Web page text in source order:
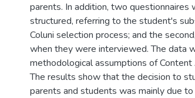
parents. In addition, two questionnaires
structured, referring to the student's
Coluni selection process; and the
when they were interviewed. The data
methodological assumptions of
The results show that the decision to
parents and students was mainly due